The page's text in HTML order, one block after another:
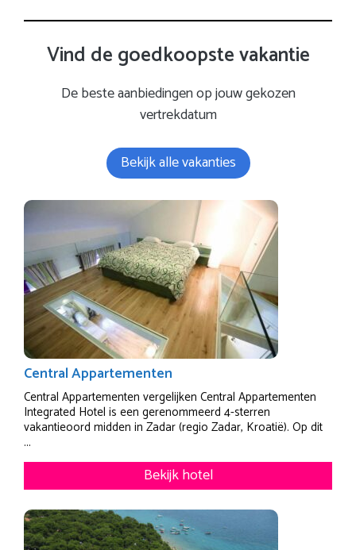
Vind de goedkoopste vakantie
De beste aanbiedingen op jouw gekozen
vertrekdatum
Bekijk alle vakanties
Central Appartementen
Central Appartementen vergelijken Central Appartementen
Integrated Hotel is een gerenommeerd 4-sterren
vakantieoord midden in Zadar (regio Zadar, Kroatië). Op dit
...
Bekijk hotel